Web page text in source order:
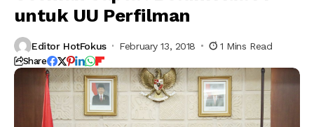
untuk UU Perfilman
Editor HotFokus February 13, 2018 1 Mins Read
Share